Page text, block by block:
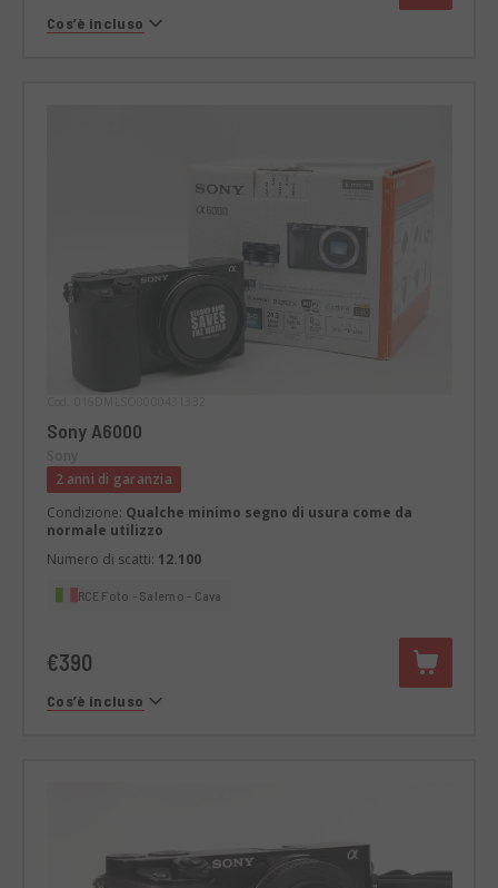
Cos’è incluso
Sony A6000
2 anni di garanzia
Condizione: Qualche minimo segno di usura come da
normale utilizzo
Numero di scatti: 12.100
RCE Foto - Salerno - Cava
€390
Cos’è incluso